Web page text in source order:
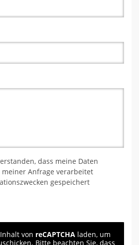
dass meine Daten
Anfrage verarbeitet
gespeichert
von reCAPTCHAladen, um
Bitte beachten Sie, dass